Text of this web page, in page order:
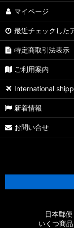
マイページ
最近チェックした
特定商取引法表示
ご利用案内
International
新着情報
お問い合せ
日本郵
いくつ商